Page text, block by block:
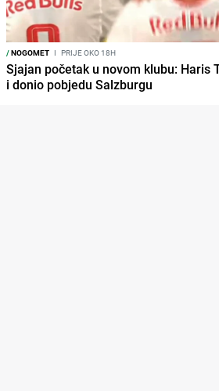
/NOGOMET I PRIJE OKO 18H
Sjajan početak u novom klubu: Haris
i donio pobjedu Salzburgu